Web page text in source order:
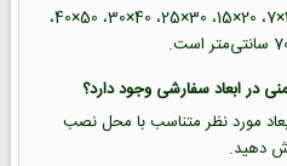
ابعاد رایج تابلوهای ایمنی شامل 10×7، 20×15، 30×25، 40×30، 50×40،
ابعاد مورد نظر متناسب با محل نصب
دهید.